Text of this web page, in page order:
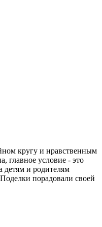
кругу и нравственным
главное условие - это
детям и родителям
порадовали своей